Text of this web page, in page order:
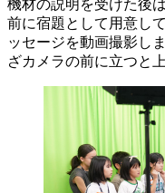
機材の説明を受けた後
前に宿題として用意し
ッセージを動画撮影し
ざカメラの前に立つと